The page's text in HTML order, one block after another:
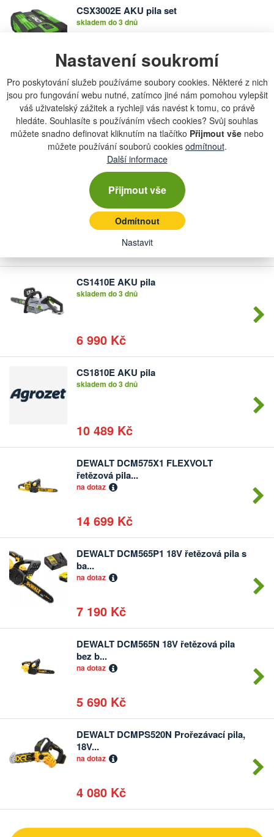
Nastavení soukromí
Pro poskytování služeb používáme soubory cookies. Některé z nich
jsou pro fungování webu nutné, zatímco jiné nám pomohou vylepšit
váš uživatelský zážitek a rychleji vás navést k tomu, co právě
hledáte. Souhlasíte s používáním všech cookies? Svůj souhlas
můžete snadno definovat kliknutím na tlačítko Přijmout vše nebo
můžete používání souborů cookies odmítnout.
Další informace
Přijmout vše
Odmítnout
Nastavit
CSX3002E AKU pila set
skladem do 3 dnů
12 501 Kč
Počet
kusů
CS1411E AKU pila set
skladem do 3 dnů
11 690 Kč
Počet
kusů
WDV0900E AKU Vysavač
skladem do 3 dnů
9 990 Kč
Počet
kusů
CS1410E AKU pila
skladem do 3 dnů
6 990 Kč
Počet
kusů
CS1810E AKU pila
skladem do 3 dnů
10 489 Kč
Počet
kusů
DEWALT DCM575X1 FLEXVOLT
řetězová pila...
na dotaz
14 699 Kč
Počet
kusů
DEWALT DCM565P1 18V řetězová pila s
ba...
na dotaz
7 190 Kč
Počet
DEWALT DCM565N 18V řetězová pila
bez b...
na dotaz
5 690 Kč
Počet
DEWALT DCMPS520N Prořezávací pila,
18V...
na dotaz
4 080 Kč
Počet